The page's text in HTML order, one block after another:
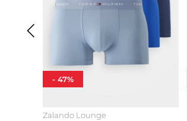
Zalando Lounge
- 47%